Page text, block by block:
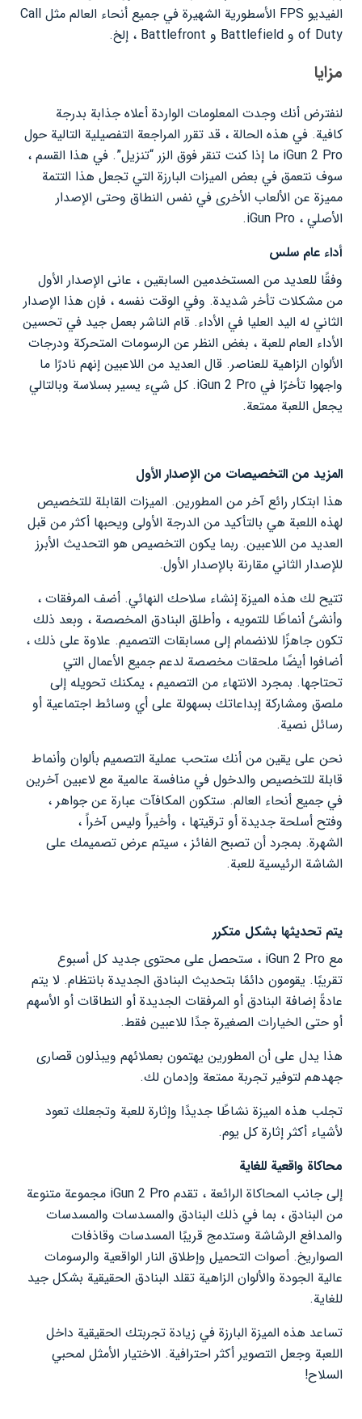
الفيديو FPS الأسطورية الشهيرة في جميع أنحاء العالم مثل Call
of Duty و Battlefield و Battlefront ، إلخ.
مزايا
لنفترض أنك وجدت المعلومات الواردة أعلاه جذابة بدرجة
كافية. في هذه الحالة ، قد تقرر المراجعة التفصيلية التالية حول
iGun 2 Pro ما إذا كنت تنقر فوق الزر “تنزيل”. في هذا القسم ،
سوف نتعمق في بعض الميزات البارزة التي تجعل هذا التتمة
مميزة عن الألعاب الأخرى في نفس النطاق وحتى الإصدار
الأصلي ، iGun Pro.
أداء عام سلس
وفقًا للعديد من المستخدمين السابقين ، عانى الإصدار الأول
من مشكلات تأخر شديدة. وفي الوقت نفسه ، فإن هذا الإصدار
الثاني له اليد العليا في الأداء. قام الناشر بعمل جيد في تحسين
الأداء العام للعبة ، بغض النظر عن الرسومات المتحركة ودرجات
الألوان الزاهية للعناصر. قال العديد من اللاعبين إنهم نادرًا ما
واجهوا تأخرًا في iGun 2 Pro. كل شيء يسير بسلاسة وبالتالي
يجعل اللعبة ممتعة.
المزيد من التخصيصات من الإصدار الأول
هذا ابتكار رائع آخر من المطورين. الميزات القابلة للتخصيص
لهذه اللعبة هي بالتأكيد من الدرجة الأولى ويحبها أكثر من قبل
العديد من اللاعبين. ربما يكون التخصيص هو التحديث الأبرز
للإصدار الثاني مقارنة بالإصدار الأول.
تتيح لك هذه الميزة إنشاء سلاحك النهائي. أضف المرفقات ،
وأنشئ أنماطًا للتمويه ، وأطلق البنادق المخصصة ، وبعد ذلك
تكون جاهزًا للانضمام إلى مسابقات التصميم. علاوة على ذلك ،
أضافوا أيضًا ملحقات مخصصة لدعم جميع الأعمال التي
تحتاجها. بمجرد الانتهاء من التصميم ، يمكنك تحويله إلى
ملصق ومشاركة إبداعاتك بسهولة على أي وسائط اجتماعية أو
رسائل نصية.
نحن على يقين من أنك ستحب عملية التصميم بألوان وأنماط
قابلة للتخصيص والدخول في منافسة عالمية مع لاعبين آخرين
في جميع أنحاء العالم. ستكون المكافآت عبارة عن جواهر ،
وفتح أسلحة جديدة أو ترقيتها ، وأخيراً وليس آخراً ،
الشهرة. بمجرد أن تصبح الفائز ، سيتم عرض تصميمك على
الشاشة الرئيسية للعبة.
يتم تحديثها بشكل متكرر
مع iGun 2 Pro ، ستحصل على محتوى جديد كل أسبوع
تقريبًا. يقومون دائمًا بتحديث البنادق الجديدة بانتظام. لا يتم
عادةً إضافة البنادق أو المرفقات الجديدة أو النطاقات أو الأسهم
أو حتى الخيارات الصغيرة جدًا للاعبين فقط.
هذا يدل على أن المطورين يهتمون بعملائهم ويبذلون قصارى
جهدهم لتوفير تجربة ممتعة وإدمان لك.
تجلب هذه الميزة نشاطًا جديدًا وإثارة للعبة وتجعلك تعود
لأشياء أكثر إثارة كل يوم.
محاكاة واقعية للغاية
إلى جانب المحاكاة الرائعة ، تقدم iGun 2 Pro مجموعة متنوعة
من البنادق ، بما في ذلك البنادق والمسدسات والمسدسات
والمدافع الرشاشة وستدمج قريبًا المسدسات وقاذفات
الصواريخ. أصوات التحميل وإطلاق النار الواقعية والرسومات
عالية الجودة والألوان الزاهية تقلد البنادق الحقيقية بشكل جيد
للغاية.
تساعد هذه الميزة البارزة في زيادة تجربتك الحقيقية داخل
اللعبة وجعل التصوير أكثر احترافية. الاختيار الأمثل لمحبي
السلاح!